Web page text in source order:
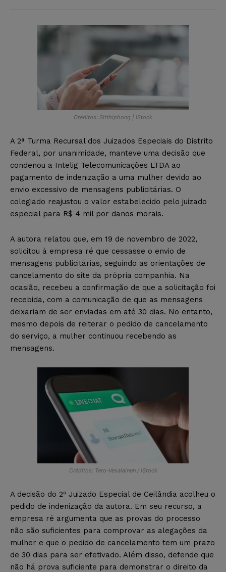
Créditos: Sitthiphong | iStock
A 2ª Turma Recursal dos Juizados Especiais do Distrito
Federal, por unanimidade, manteve uma decisão que
condenou a Intelig Telecomunicações LTDA ao
pagamento de indenização a uma mulher devido ao
envio excessivo de mensagens publicitárias. O
colegiado reajustou o valor estabelecido pelo juizado
especial para R$ 4 mil por danos morais.
A autora relatou que, em 19 de novembro de 2022,
solicitou à empresa ré que cessasse o envio de
mensagens publicitárias, seguindo as orientações de
cancelamento do site da própria companhia. Na
ocasião, recebeu a confirmação de que a solicitação foi
recebida, com a comunicação de que as mensagens
deixariam de ser enviadas em até 30 dias. No entanto,
mesmo depois de reiterar o pedido de cancelamento
do serviço, a mulher continuou recebendo as
mensagens.
Créditos: Tero-Vesalainen / iStock
A decisão do 2º Juizado Especial de Ceilândia acolheu o
pedido de indenização da autora. Em seu recurso, a
empresa ré argumenta que as provas do processo
não são suficientes para comprovar as alegações da
mulher e que o pedido de cancelamento tem um prazo
de 30 dias para ser efetivado. Além disso, defende que
não há prova suficiente para demonstrar o direito da